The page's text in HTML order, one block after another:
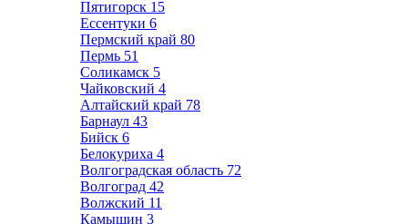
Пятигорск 15
Ессентуки 6
Пермский край 80
Пермь 51
Соликамск 5
Чайковский 4
Алтайский край 78
Барнаул 43
Бийск 6
Белокуриха 4
Волгоградская область 72
Волгоград 42
Волжский 11
Камышин 3